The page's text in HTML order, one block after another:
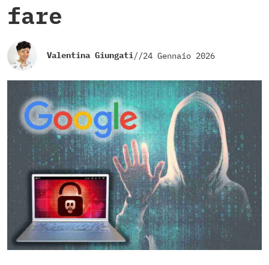
fare
Valentina Giungati//24 Gennaio 2026